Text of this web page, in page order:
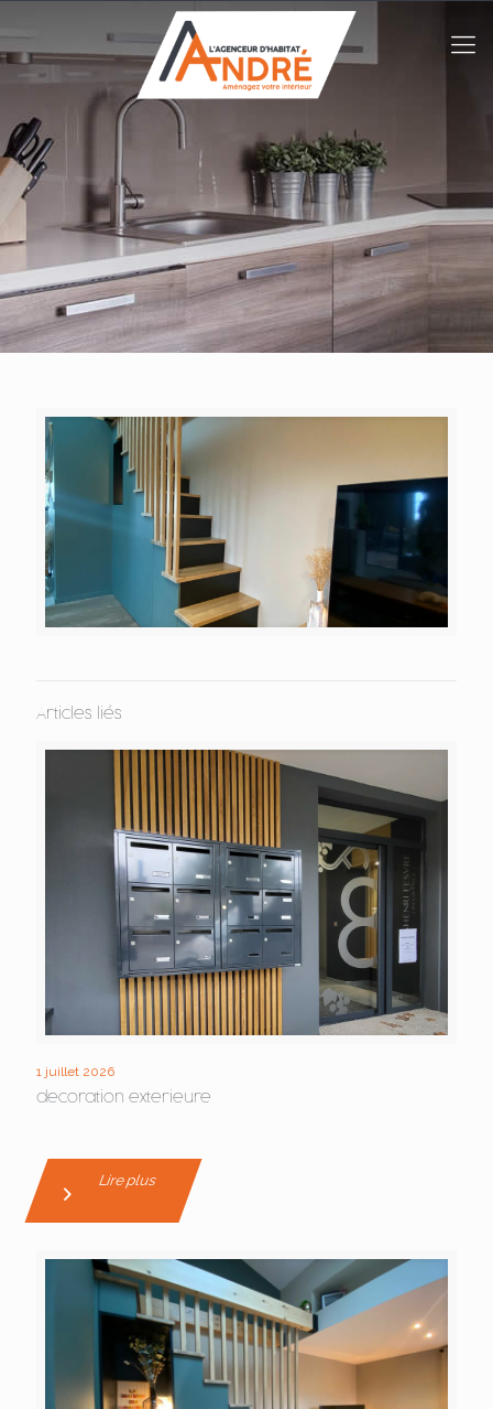
Articles liés
1 juillet 2026
decoration exterieure
Lire plus